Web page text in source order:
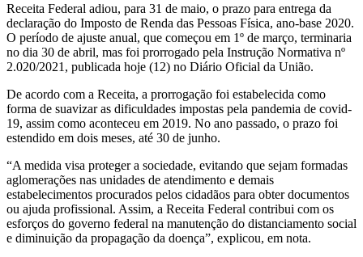
Receita Federal adiou, para 31 de maio, o prazo para entrega da
declaração do Imposto de Renda das Pessoas Física, ano-base 2020.
O período de ajuste anual, que começou em 1º de março, terminaria
no dia 30 de abril, mas foi prorrogado pela Instrução Normativa nº
2.020/2021, publicada hoje (12) no Diário Oficial da União.
De acordo com a Receita, a prorrogação foi estabelecida como
forma de suavizar as dificuldades impostas pela pandemia de covid-
19, assim como aconteceu em 2019. No ano passado, o prazo foi
estendido em dois meses, até 30 de junho.
“A medida visa proteger a sociedade, evitando que sejam formadas
aglomerações nas unidades de atendimento e demais
estabelecimentos procurados pelos cidadãos para obter documentos
ou ajuda profissional. Assim, a Receita Federal contribui com os
esforços do governo federal na manutenção do distanciamento social
e diminuição da propagação da doença”, explicou, em nota.